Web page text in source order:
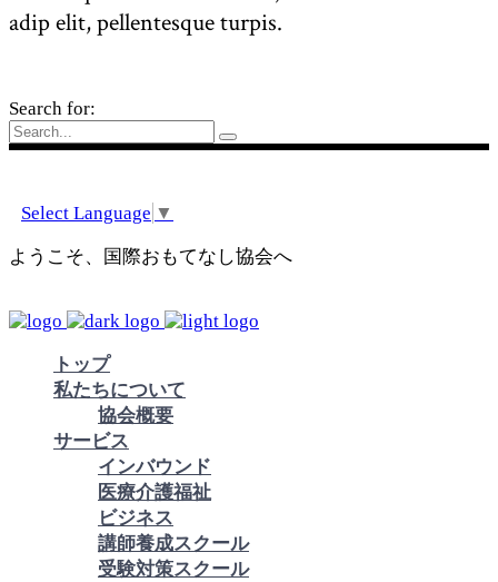
adip elit, pellentesque turpis.
Search for:
Select Language ▼
ようこそ、国際おもてなし協会へ
トップ
私たちについて
協会概要
サービス
インバウンド
医療介護福祉
ビジネス
講師養成スクール
受験対策スクール